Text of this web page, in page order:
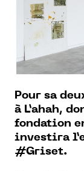
Pour sa
à L’ahah,
fondation
investira
#Griset.